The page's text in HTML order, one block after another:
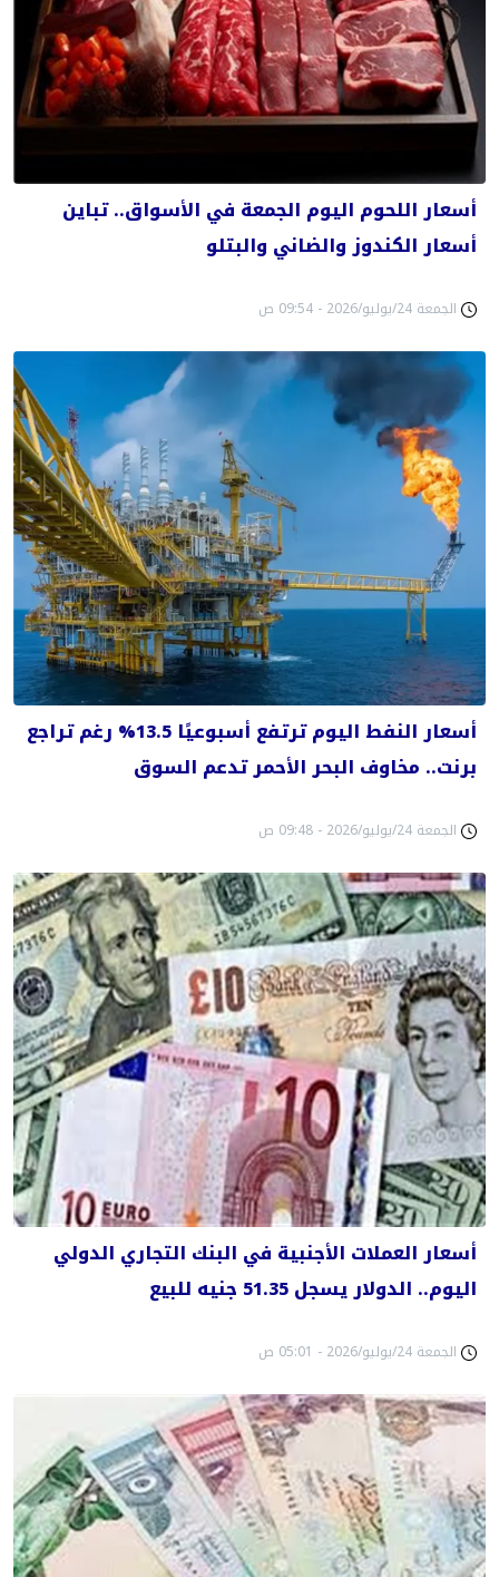
أسعار اللحوم اليوم الجمعة في الأسواق.. تباين
أسعار الكندوز والضاني والبتلو
الجمعة 24/يوليو/2026 - 09:54 ص
أسعار النفط اليوم ترتفع أسبوعيًا 13.5% رغم تراجع
برنت.. مخاوف البحر الأحمر تدعم السوق
الجمعة 24/يوليو/2026 - 09:48 ص
أسعار العملات الأجنبية في البنك التجاري الدولي
اليوم.. الدولار يسجل 51.35 جنيه للبيع
الجمعة 24/يوليو/2026 - 05:01 ص